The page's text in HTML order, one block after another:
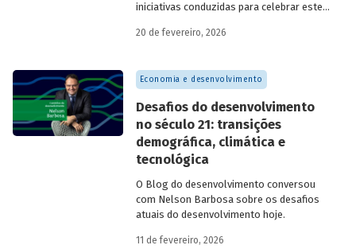
iniciativas conduzidas para celebrar este
quanto para a história do
Brasil, está o lançamento da publicação
“BNDES Exim: 35 anos de apoio às
20 de fevereiro, 2026
Economia e desenvolvimento
Desafios do desenvolvimento
no século 21: transições
demográfica, climática e
tecnológica
O Blog do desenvolvimento conversou
com Nelson Barbosa sobre os desafios
atuais do desenvolvimento hoje.
11 de fevereiro, 2026